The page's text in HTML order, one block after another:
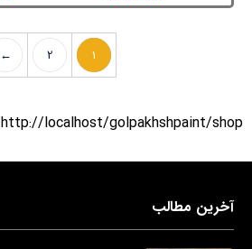
1
2
←
http://localhost/golpakhshpaint/shop/
آخرین مطالب